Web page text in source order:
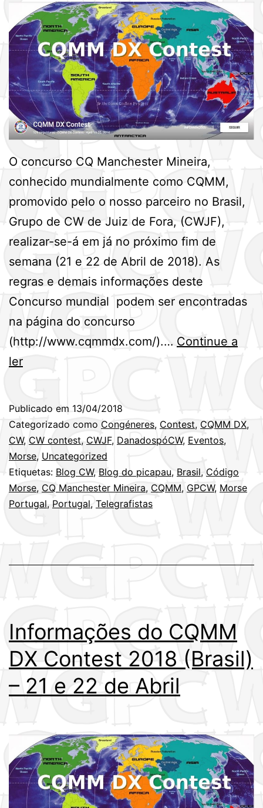
O concurso CQ Manchester Mineira,
conhecido mundialmente como CQMM,
promovido pelo o nosso parceiro no Brasil,
Grupo de CW de Juiz de Fora, (CWJF),
realizar-se-á em já no próximo fim de
semana (21 e 22 de Abril de 2018). As
regras e demais informações deste
Concurso mundial podem ser encontradas
na página do concurso
(http://www.cqmmdx.com/).… Continue a
lerPróximo
semana
(21/22ABR)
–
CQMM
DX
Publicado em 13/04/2018
Categorizado como Congéneres, Contest, CQMM DX,
CW, CW contest, CWJF, DanadospóCW, Eventos,
Morse, Uncategorized
Etiquetas: Blog CW, Blog do picapau, Brasil, Código
Morse, CQ Manchester Mineira, CQMM, GPCW, Morse
Portugal, Portugal, Telegrafistas
Informações do CQMM
DX Contest 2018 (Brasil)
– 21 e 22 de Abril